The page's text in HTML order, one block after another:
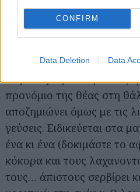
CONFIRM
Data Deletion Data
μεζέ, ακόμα και αν δεν
λογαριασμός θα κυμανθεί
Άλμπατρος: Μπορεί να
προνόμιο της θέας στη
αποζημιώνει όμως με τις
γεύσεις. Ειδικεύεται στα
ένα κι ένα (δοκιμάστε το
κόκορα και τους
τους… άπιστους σερβίρει